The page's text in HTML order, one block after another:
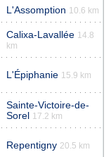
L'Assomption 10.6 km
Calixa-Lavallée 14.8
km
L'Épiphanie 15.9 km
Sainte-Victoire-de-
Sorel 17.2 km
Repentigny 20.5 km